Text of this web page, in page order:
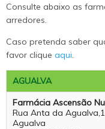
Consulte abaixo as
arredores.
Caso pretenda saber
favor clique aqui
AGUALVA
Farmácia Ascensão
Rua Anta da
Agualva